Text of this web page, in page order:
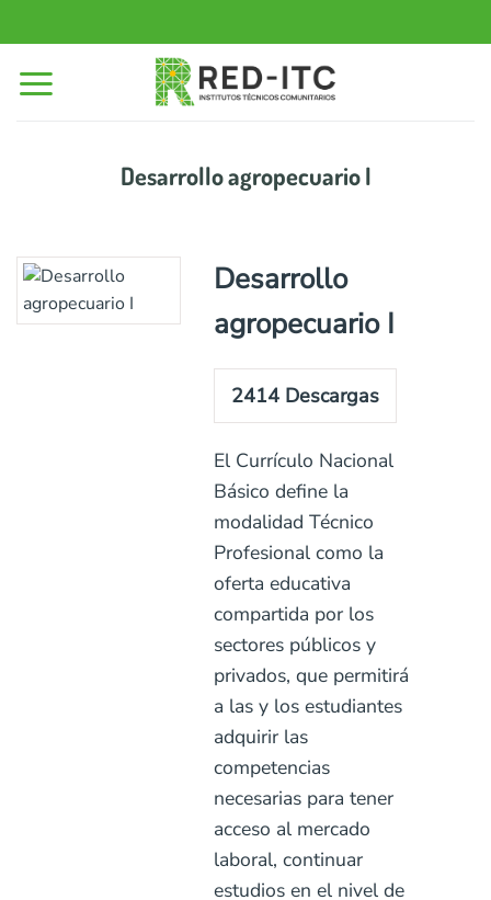
al
contenido
Desarrollo agropecuario I
Desarrollo
agropecuario I
2414 Descargas
El Currículo Nacional
Básico define la
modalidad Técnico
Profesional como la
oferta educativa
compartida por los
sectores públicos y
privados, que permitirá
a las y los estudiantes
adquirir las
competencias
necesarias para tener
acceso al mercado
laboral, continuar
estudios en el nivel de